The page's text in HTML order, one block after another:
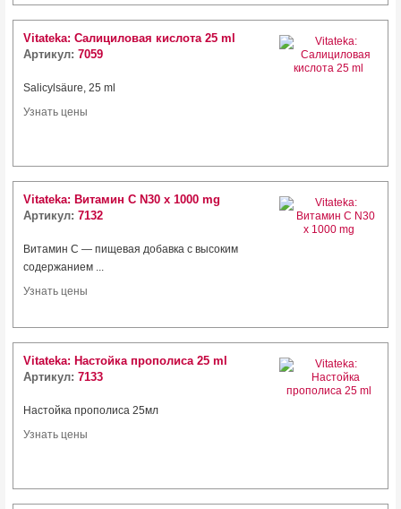
Vitateka: Салициловая кислота 25 ml
Артикул: 7059
Salicylsäure, 25 ml
Узнать цены
Vitateka: Витамин C N30 x 1000 mg
Артикул: 7132
Витамин C — пищевая добавка с высоким
содержанием ...
Узнать цены
Vitateka: Настойка прополиса 25 ml
Артикул: 7133
Настойка прополиса 25мл
Узнать цены